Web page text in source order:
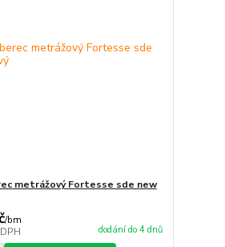
metrážový Fortesse sde new
/bm
dodání do 4 dnů